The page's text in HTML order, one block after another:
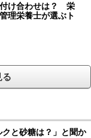
付け合わせは？ 栄
理栄養士が選ぶト
る
クと砂糖は？」と聞か